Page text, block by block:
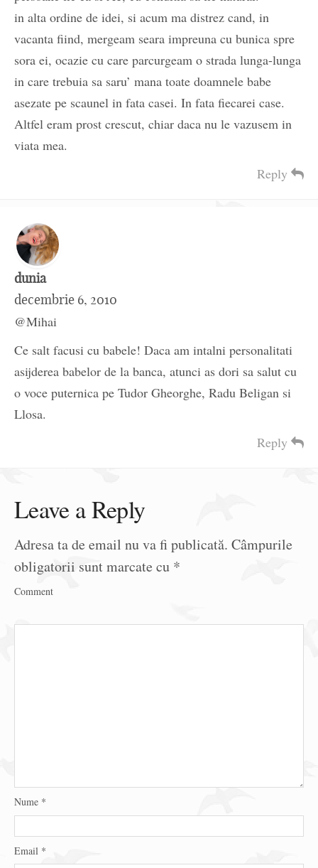
in alta ordine de idei, si acum ma distrez cand, in
vacanta fiind, mergeam seara impreuna cu bunica spre
sora ei, ocazie cu care parcurgeam o strada lunga-lunga
in care trebuia sa saru’ mana toate doamnele babe
asezate pe scaunel in fata casei. In fata fiecarei case.
Altfel eram prost crescut, chiar daca nu le vazusem in
viata mea.
Reply
dunia
decembrie 6, 2010
@Mihai
Ce salt facusi cu babele! Daca am intalni personalitati
asijderea babelor de la banca, atunci as dori sa salut cu
o voce puternica pe Tudor Gheorghe, Radu Beligan si
Llosa.
Reply
Leave a Reply
Adresa ta de email nu va fi publicată. Câmpurile
obligatorii sunt marcate cu *
Comment
Nume *
Email *